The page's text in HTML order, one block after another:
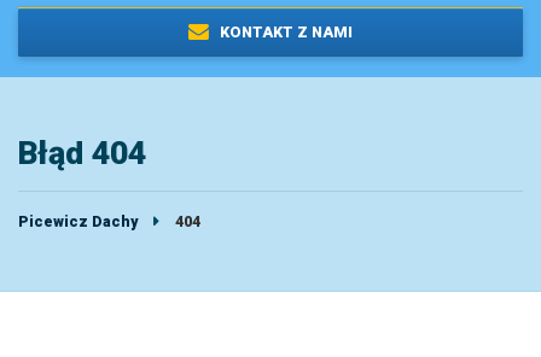
KONTAKT Z NAMI
Błąd 404
Picewicz Dachy 404